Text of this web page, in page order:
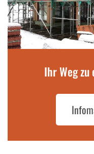
Ihr Weg zu